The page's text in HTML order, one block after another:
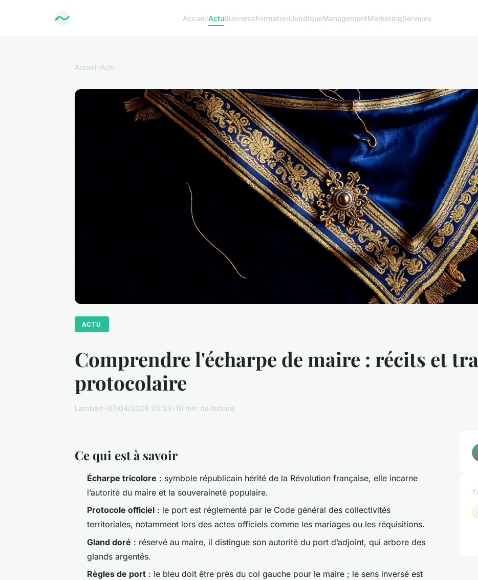
AccueilActuBusinessFormationJuridiqueManagementMarketingServices
Accueil›Actu
ACTU
Comprendre l'écharpe de maire : récits et
protocolaire
Lambert•07/04/2026 20:53•10 min de lecture
Ce qui est à savoir
Écharpe tricolore : symbole républicain hérité de la Révolution française, elle incarne
l’autorité du maire et la souveraineté populaire.
Protocole officiel : le port est réglementé par le Code général des collectivités
territoriales, notamment lors des actes officiels comme les mariages ou les réquisitions.
Gland doré : réservé au maire, il distingue son autorité du port d’adjoint, qui arbore des
glands argentés.
Règles de port : le bleu doit être près du col gauche pour le maire ; le sens inversé est